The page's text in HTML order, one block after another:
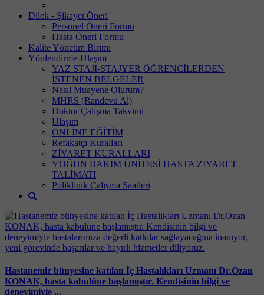
Dilek - Şikayet Öneri
Personel Öneri Formu
Hasta Öneri Formu
Kalite Yönetim Birimi
Yönlendirme-Ulaşım
YAZ STAJI-STAJYER ÖĞRENCİLERDEN
İSTENEN BELGELER
Nasıl Muayene Olurum?
MHRS (Randevu Al)
Doktor Çalışma Takvimi
Ulaşım
ONLİNE EĞİTİM
Refakatçı Kuralları
ZİYARET KURALLARI
YOĞUN BAKIM ÜNİTESİ HASTA ZİYARET
TALİMATI
Poliklinik Çalışma Saatleri
Hastanemiz bünyesine katılan İç Hastalıkları Uzmanı Dr.Ozan
KONAK, hasta kabulüne başlamıştır. Kendisinin bilgi ve
deneyimiyle ...